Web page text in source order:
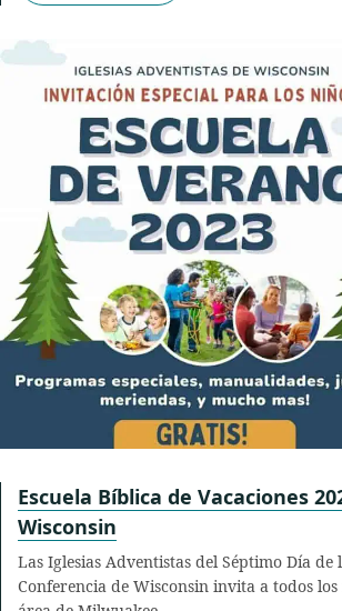
Escuela Bíblica de Vacaciones
Wisconsin
Las Iglesias Adventistas del Séptimo Día de
Conferencia de Wisconsin invita a todos